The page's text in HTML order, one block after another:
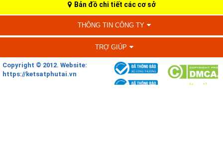
Bản đồ chi tiết các cơ sở
THÔNG TIN CÔNG TY
TRỢ GIÚP
Copyright © 2012. Website:
https://ketsatphutai.vn